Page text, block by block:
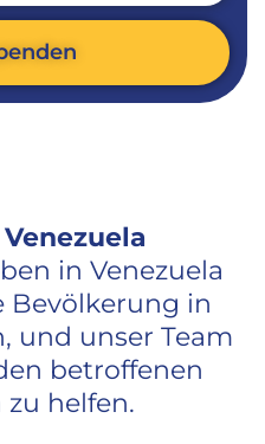
in Venezuela
Bevölkerung in
und unser Team
betroffenen
zu helfen.